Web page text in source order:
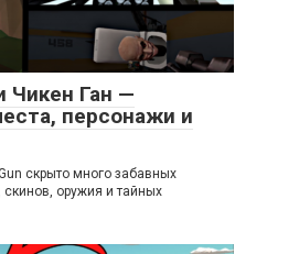
Чикен Ган —
персонажи и
скрыто много забавных
оружия и тайных